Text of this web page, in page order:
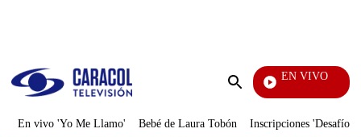
Enviar
EN VIVO
En vivo 'Yo Me Llamo' Bebé de Laura Tobón Inscripciones 'Desafío'